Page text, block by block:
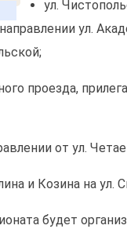
ул.
ул.
проезда,
от ул.
и Козина на ул.
будет